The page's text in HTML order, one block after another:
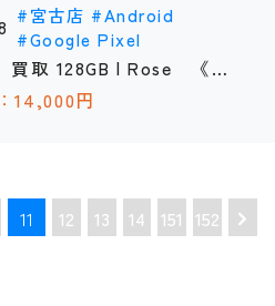
宮古店
Android
Google Pixel
買取 128GB | Rose 《宮
14,000円
11 12 13 14 151 152